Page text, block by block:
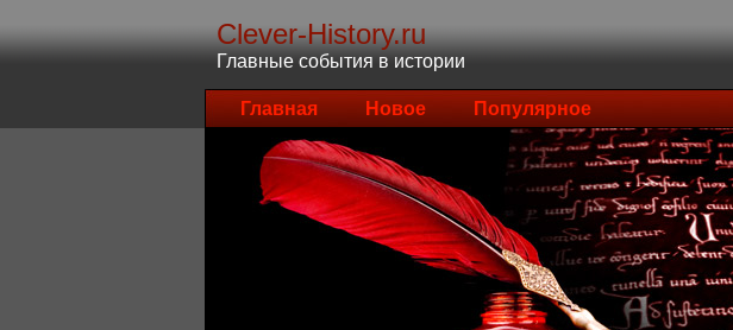
Clever-History.ru
Главные события в истории
Главная Новое Популярное